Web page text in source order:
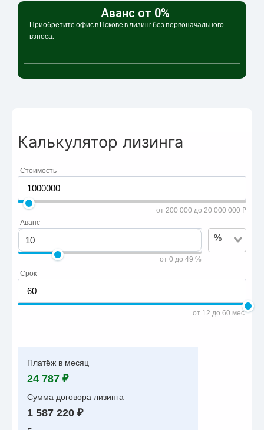
Аванс от 0%
Приобретите офис в Пскове в лизинг без первоначального
взноса.
Калькулятор лизинга
Стоимость
от 200 000 до 20 000 000 ₽
Аванс
от 0 до 49 %
%
Срок
от 12 до 60 мес.
Платёж в месяц
24 787 ₽
Сумма договора лизинга
1 587 220 ₽